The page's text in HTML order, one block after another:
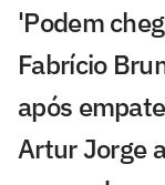
'Podem
Fabrício
após
Artur Jorge